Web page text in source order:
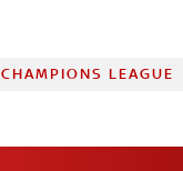
CHAMPIONS LEAGUE